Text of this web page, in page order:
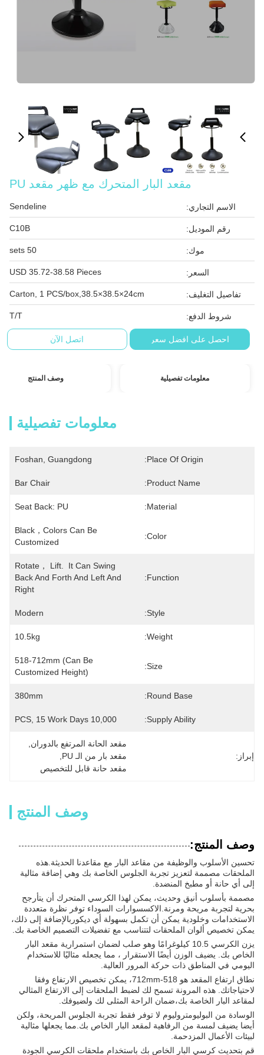
مقعد البار المتحرك مع ظهر مقعد PU
الاسم التجاري: Sendeline
رقم الموديل: C10B
موك: 50 sets
السعر: USD 35.72-38.58 Pieces
تفاصيل التغليف: Carton, 1 PCS/box,38.5×38.5×24cm
شروط الدفع: T/T
احصل على افضل سعر اتصل الآن
معلومات تفصيلية وصف المنتج
معلومات تفصيلية
Place Of Origin:
Foshan, Guangdong
Product Name:
Bar Chair
Material:
Seat Back: PU
Color:
Black，Colors Can Be
Customized
Function:
Rotate， Lift.  It Can Swing
Back And Forth And Left And
Right
Style:
Modern
Weight:
10.5kg
Size:
518-712mm (can Be
Customized Height)
Round Base:
380mm
Supply Ability:
10,000 PCS, 15 Work Days
إبراز:
مقعد الحانة المرتفع بالدوران
مقعد بار من الـ PU
مقعد حانة قابل للتخصيص
وصف المنتج
وصف المنتج:
تحسين الأسلوب والوظيفة من مقاعد البار مع مقاعدنا الحديثة.هذه
الملحقات مصممة لتعزيز تجربة الجلوس الخاصة بك وهي إضافة مثالية
إلى أي حانة أو مطبخ المنضدة.
مصممة بأسلوب أنيق وحديث، يمكن لهذا الكرسي المتحرك أن يتأرجح
بحرية لتجربة مريحة ومرنة.الاكسسوارات السوداء توفر نظرة متعددة
الاستخدامات وخلودية يمكن أن تكمل بسهولة أي ديكوربالإضافة إلى ذلك،
يمكن تخصيص ألوان الملحقات لتتناسب مع تفضيلات التصميم الخاصة بك.
يزن الكرسي 10.5 كيلوغرامًا وهو صلب لضمان استمرارية مقعد البار
الخاص بك. يضيف الوزن أيضًا الاستقرار ، مما يجعله مثاليًا للاستخدام
اليومي في المناطق ذات حركة المرور العالية.
نطاق ارتفاع المقعد هو 518-712mm، يمكن تخصيص الارتفاع وفقا
لاحتياجاتك. هذه المرونة تسمح لك لضبط الملحقات إلى الارتفاع المثالي
لمقاعد البار الخاصة بك،ضمان الراحة المثلى لك ولضيوفك.
الوسادة من البوليومتروليوم لا توفر فقط تجربة الجلوس المريحة، ولكن
أيضا يضيف لمسة من الرفاهية لمقعد البار الخاص بك.مما يجعلها مثالية
لبيئات الأعمال المزدحمة.
قم بتحديث كرسي البار الخاص بك باستخدام ملحقات الكرسي الجودة